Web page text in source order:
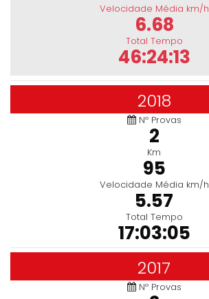
Velocidade Média km/h
6.68
Total Tempo
46:24:13
2018
Nº Provas
2
Km
95
Velocidade Média km/h
5.57
Total Tempo
17:03:05
2017
Nº Provas